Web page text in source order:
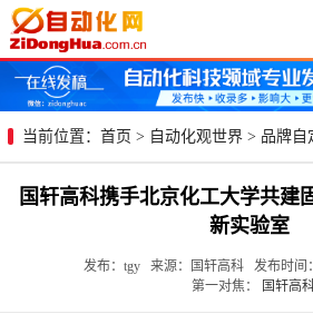
当前位置： 首页 > 自动化观世界 > 品牌自
国轩高科携手北京化工大学共建
新实验室
发布：tgy 来源：国轩高科 发布时间
第一对焦：
国轩高